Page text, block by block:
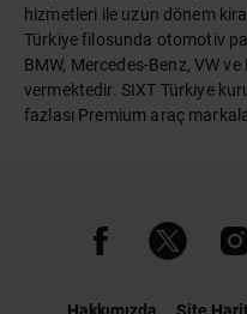
hizmetleri ile uzun dönem
Türkiye filosunda otomotiv
BMW, Mercedes-Benz, VW
vermektedir. SIXT Türkiye
fazlası Premium araç